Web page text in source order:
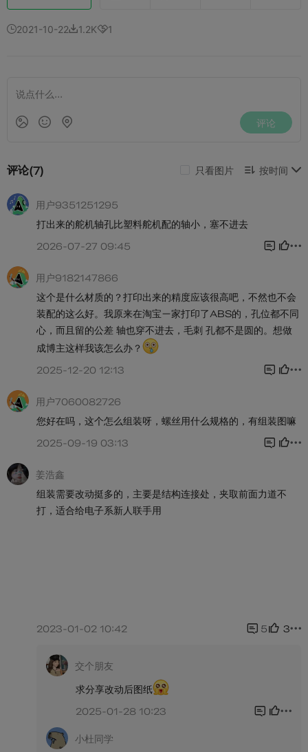
2021-10-221.2K1